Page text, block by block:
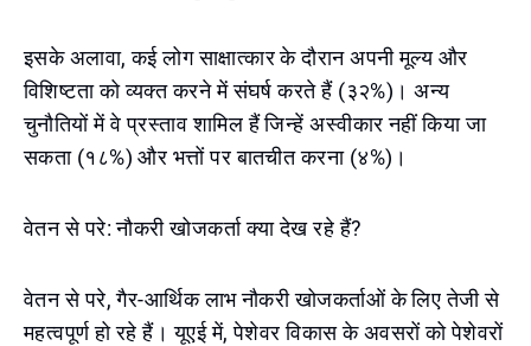
इसके अलावा, कई लोग साक्षात्कार के दौरान अपनी मूल्य और
विशिष्टता को व्यक्त करने में संघर्ष करते हैं (३२%)। अन्य
चुनौतियों में वे प्रस्ताव शामिल हैं जिन्हें अस्वीकार नहीं किया जा
सकता (१८%) और भत्तों पर बातचीत करना (४%)।
वेतन से परे: नौकरी खोजकर्ता क्या देख रहे हैं?
वेतन से परे, गैर-आर्थिक लाभ नौकरी खोजकर्ताओं के लिए तेजी से
महत्वपूर्ण हो रहे हैं। यूएई में, पेशेवर विकास के अवसरों को पेशेवरों